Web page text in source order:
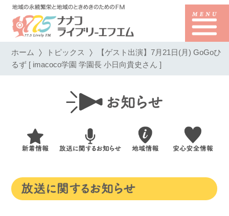
ホーム トピックス 【ゲスト出演】7月21日(月) GoGoひ
るず [ imacoco学園 学園長 小日向貴史さん ]